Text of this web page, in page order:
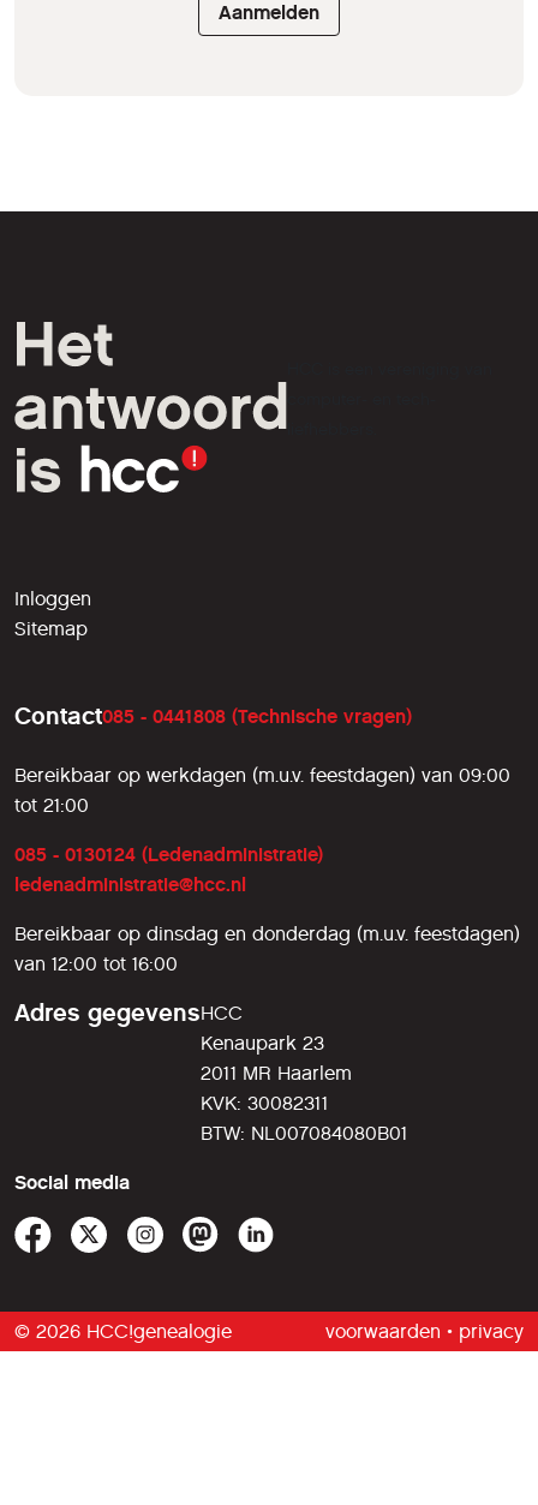
Aanmelden
liefhebbers.
Inloggen
Sitemap
Contact085 - 0441808 (Technische vragen)
Bereikbaar op werkdagen (m.u.v. feestdagen) van 09:00
tot 21:00
085 - 0130124 (Ledenadministratie)
ledenadministratie@hcc.nl
Bereikbaar op dinsdag en donderdag (m.u.v. feestdagen)
van 12:00 tot 16:00
Adres gegevensHCC
Kenaupark 23
2011 MR Haarlem
KVK: 30082311
BTW: NL007084080B01
Social media
© 2026 HCC!genealogie voorwaarden • privacy